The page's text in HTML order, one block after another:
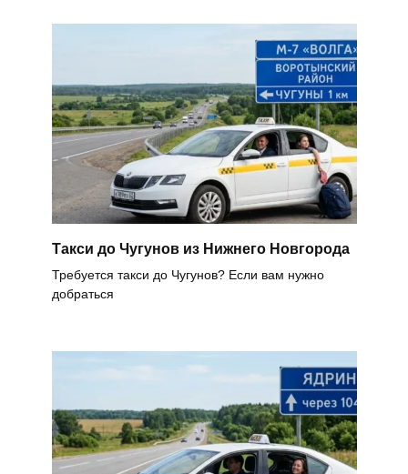
Такси до Чугунов из Нижнего Новгорода
Требуется такси до Чугунов? Если вам нужно
добраться